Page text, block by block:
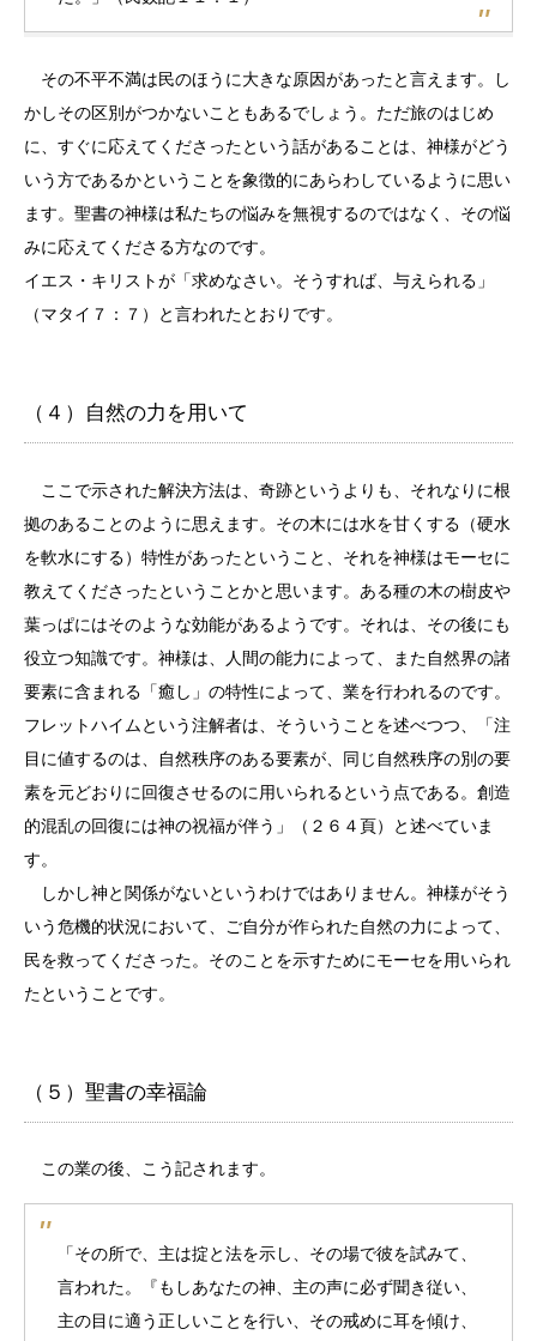
その不平不満は民のほうに大きな原因があったと言えます。し
かしその区別がつかないこともあるでしょう。ただ旅のはじめ
に、すぐに応えてくださったという話があることは、神様がどう
いう方であるかということを象徴的にあらわしているように思い
ます。聖書の神様は私たちの悩みを無視するのではなく、その悩
みに応えてくださる方なのです。
イエス・キリストが「求めなさい。そうすれば、与えられる」
（マタイ７：７）と言われたとおりです。
（４）自然の力を用いて
ここで示された解決方法は、奇跡というよりも、それなりに根
拠のあることのように思えます。その木には水を甘くする（硬水
を軟水にする）特性があったということ、それを神様はモーセに
教えてくださったということかと思います。ある種の木の樹皮や
葉っぱにはそのような効能があるようです。それは、その後にも
役立つ知識です。神様は、人間の能力によって、また自然界の諸
要素に含まれる「癒し」の特性によって、業を行われるのです。
フレットハイムという注解者は、そういうことを述べつつ、「注
目に値するのは、自然秩序のある要素が、同じ自然秩序の別の要
素を元どおりに回復させるのに用いられるという点である。創造
的混乱の回復には神の祝福が伴う」（２６４頁）と述べていま
す。
しかし神と関係がないというわけではありません。神様がそう
いう危機的状況において、ご自分が作られた自然の力によって、
民を救ってくださった。そのことを示すためにモーセを用いられ
たということです。
（５）聖書の幸福論
この業の後、こう記されます。
「その所で、主は掟と法を示し、その場で彼を試みて、
言われた。『もしあなたの神、主の声に必ず聞き従い、
主の目に適う正しいことを行い、その戒めに耳を傾け、